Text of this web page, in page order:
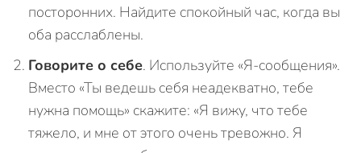
посторонних. Найдите спокойный час, когда вы
оба расслаблены.
Говорите о себе. Используйте «Я-сообщения».
Вместо «Ты ведешь себя неадекватно, тебе
нужна помощь» скажите: «Я вижу, что тебе
тяжело, и мне от этого очень тревожно. Я